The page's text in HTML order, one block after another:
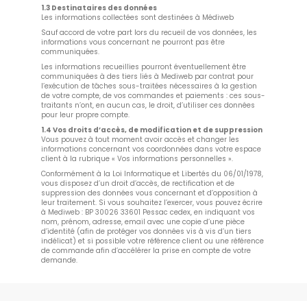
1.3 Destinataires des données
Les informations collectées sont destinées à Médiweb
Sauf accord de votre part lors du recueil de vos données, les
informations vous concernant ne pourront pas être
communiquées.
Les informations recueillies pourront éventuellement être
communiquées à des tiers liés à Mediweb par contrat pour
l’exécution de tâches sous-traitées nécessaires à la gestion
de votre compte, de vos commandes et paiements : ces sous-
traitants n’ont, en aucun cas, le droit, d’utiliser ces données
pour leur propre compte.
1.4 Vos droits d’accès, de modification et de suppression
Vous pouvez à tout moment avoir accès et changer les
informations concernant vos coordonnées dans votre espace
client à la rubrique « Vos informations personnelles ».
Conformément à la Loi Informatique et Libertés du 06/01/1978,
vous disposez d’un droit d’accès, de rectification et de
suppression des données vous concernant et d’opposition à
leur traitement. Si vous souhaitez l’exercer, vous pouvez écrire
à Mediweb : BP 30026 33601 Pessac cedex, en indiquant vos
nom, prénom, adresse, email avec une copie d’une pièce
d’identité (afin de protéger vos données vis à vis d’un tiers
indélicat) et si possible votre référence client ou une référence
de commande afin d’accélérer la prise en compte de votre
demande.